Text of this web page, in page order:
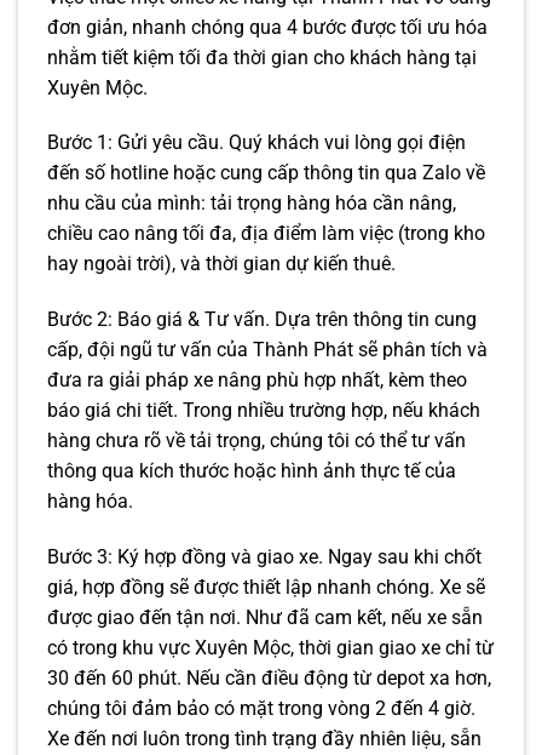
đơn giản, nhanh chóng qua 4 bước được tối ưu hóa
nhằm tiết kiệm tối đa thời gian cho khách hàng tại
Xuyên Mộc.
Bước 1: Gửi yêu cầu. Quý khách vui lòng gọi điện
đến số hotline hoặc cung cấp thông tin qua Zalo về
nhu cầu của mình: tải trọng hàng hóa cần nâng,
chiều cao nâng tối đa, địa điểm làm việc (trong kho
hay ngoài trời), và thời gian dự kiến thuê.
Bước 2: Báo giá & Tư vấn. Dựa trên thông tin cung
cấp, đội ngũ tư vấn của Thành Phát sẽ phân tích và
đưa ra giải pháp xe nâng phù hợp nhất, kèm theo
báo giá chi tiết. Trong nhiều trường hợp, nếu khách
hàng chưa rõ về tải trọng, chúng tôi có thể tư vấn
thông qua kích thước hoặc hình ảnh thực tế của
hàng hóa.
Bước 3: Ký hợp đồng và giao xe. Ngay sau khi chốt
giá, hợp đồng sẽ được thiết lập nhanh chóng. Xe sẽ
được giao đến tận nơi. Như đã cam kết, nếu xe sẵn
có trong khu vực Xuyên Mộc, thời gian giao xe chỉ từ
30 đến 60 phút. Nếu cần điều động từ depot xa hơn,
chúng tôi đảm bảo có mặt trong vòng 2 đến 4 giờ.
Xe đến nơi luôn trong tình trạng đầy nhiên liệu, sẵn